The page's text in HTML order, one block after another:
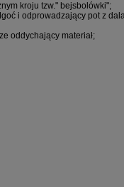
kroju tzw." bejsbolówki";
i odprowadzający pot z
oddychający materiał;